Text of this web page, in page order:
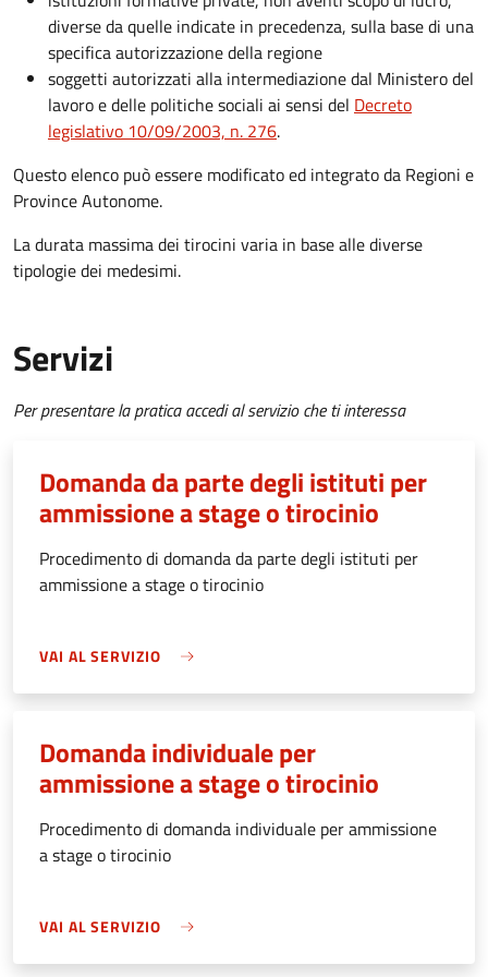
diverse da quelle indicate in precedenza, sulla base di una
specifica autorizzazione della regione
soggetti autorizzati alla intermediazione dal Ministero del
lavoro e delle politiche sociali ai sensi del Decreto
legislativo 10/09/2003, n. 276.
Questo elenco può essere modificato ed integrato da Regioni e
Province Autonome.
La durata massima dei tirocini varia in base alle diverse
tipologie dei medesimi.
Servizi
Per presentare la pratica accedi al servizio che ti interessa
Domanda da parte degli istituti per
ammissione a stage o tirocinio
Procedimento di domanda da parte degli istituti per
ammissione a stage o tirocinio
VAI AL SERVIZIO
Domanda individuale per
ammissione a stage o tirocinio
Procedimento di domanda individuale per ammissione
a stage o tirocinio
VAI AL SERVIZIO